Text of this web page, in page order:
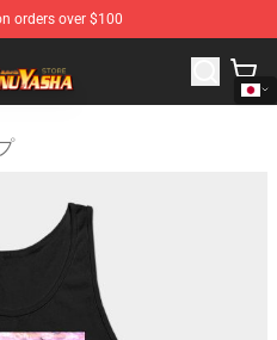
orders over $100
Merchandise Shop